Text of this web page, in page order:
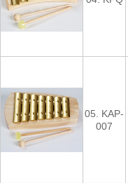
05. KAP-
007